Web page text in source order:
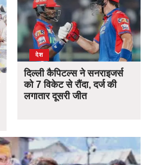
देश
दिल्ली कैपिटल्स ने सनराइजर्स
को 7 विकेट से रौंदा, दर्ज की
लगातार दूसरी जीत